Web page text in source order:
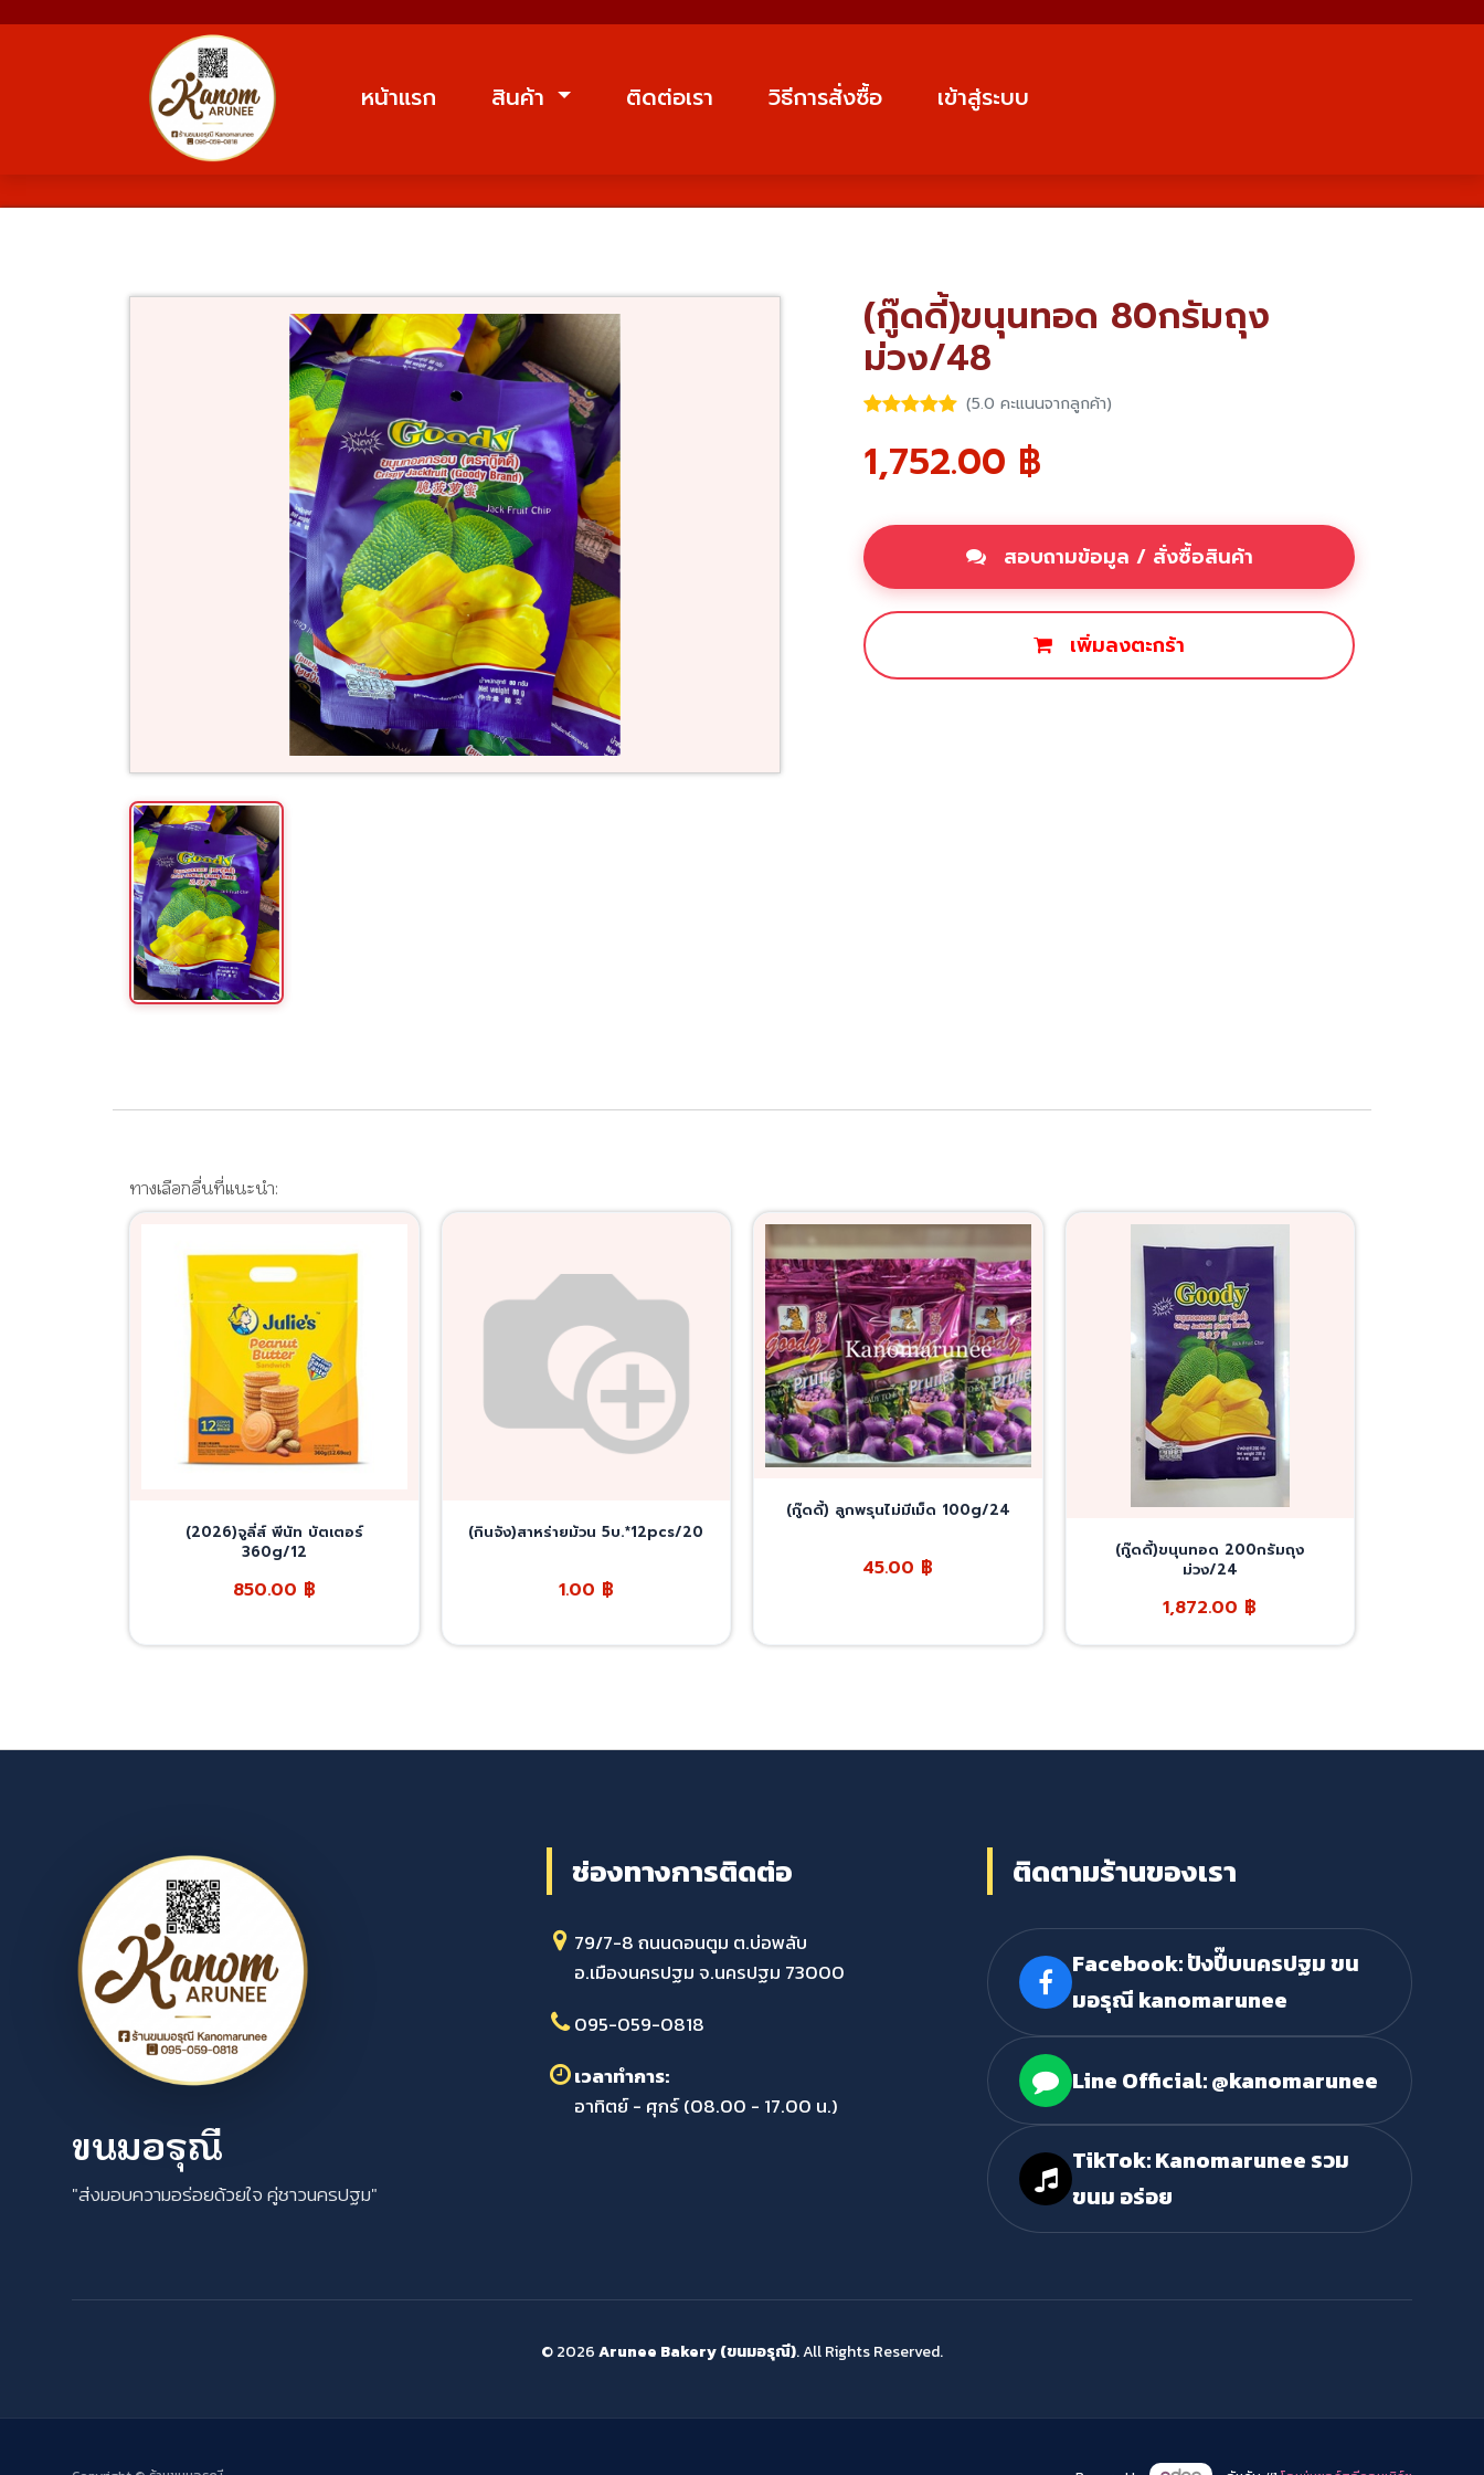
หน้าแรก สินค้า ติดต่อเรา วิธีการสั่งซื้อ เข้าสู่ระบบ
(กู๊ดดี้)ขนุนทอด 80กรัมถุง
ม่วง/48
(5.0 คะแนนจากลูกค้า)
1,752.00 ฿
สอบถามข้อมูล / สั่งซื้อสินค้า
เพิ่มลงตะกร้า
ทางเลือกอื่นที่แนะนำ:
(2026)จูลี่ส์ พีนัท บัตเตอร์
360g/12
850.00 ฿
(กินจัง)สาหร่ายม้วน 5บ.*12pcs/20
1.00 ฿
(กู๊ดดี้) ลูกพรุนไม่มีเม็ด 100g/24
45.00 ฿
(กู๊ดดี้)ขนุนทอด 200กรัมถุง
ม่วง/24
1,872.00 ฿
ขนมอรุณี
"ส่งมอบความอร่อยด้วยใจ คู่ชาวนครปฐม"
ช่องทางการติดต่อ
79/7-8 ถนนดอนตูม ต.บ่อพลับ
อ.เมืองนครปฐม จ.นครปฐม 73000
095-059-0818
เวลาทำการ:
อาทิตย์ - ศุกร์ (08.00 - 17.00 น.)
ติดตามร้านของเรา
Facebook: ปังปี๊บนครปฐม ขน
มอรุณี kanomarunee
Line Official: @kanomarunee
TikTok: Kanomarunee รวม
ขนม อร่อย
© 2026Arunee Bakery (ขนมอรุณี). All Rights Reserved.